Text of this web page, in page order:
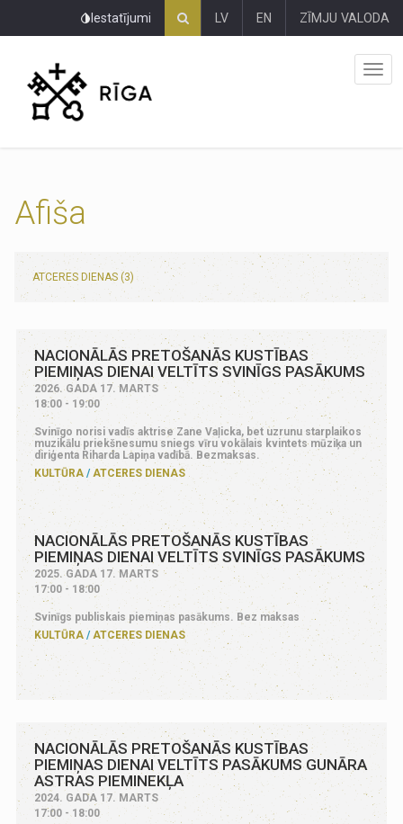
Iestatījumi LV EN ZĪMJU VALODA
Afiša
ATCERES DIENAS (3)
NACIONĀLĀS PRETOŠANĀS KUSTĪBAS
PIEMIŅAS DIENAI VELTĪTS SVINĪGS PASĀKUMS
2026. GADA 17. MARTS
18:00 - 19:00
Svinīgo norisi vadīs aktrise Zane Vaļicka, bet uzrunu starplaikos
muzikālu priekšnesumu sniegs vīru vokālais kvintets mūziķa un
diriģenta Riharda Lapiņa vadībā. Bezmaksas.
KULTŪRA
ATCERES DIENAS
NACIONĀLĀS PRETOŠANĀS KUSTĪBAS
PIEMIŅAS DIENAI VELTĪTS SVINĪGS PASĀKUMS
2025. GADA 17. MARTS
17:00 - 18:00
Svinīgs publiskais piemiņas pasākums. Bez maksas
KULTŪRA
ATCERES DIENAS
NACIONĀLĀS PRETOŠANĀS KUSTĪBAS
PIEMIŅAS DIENAI VELTĪTS PASĀKUMS GUNĀRA
ASTRAS PIEMINEKĻA
2024. GADA 17. MARTS
17:00 - 18:00